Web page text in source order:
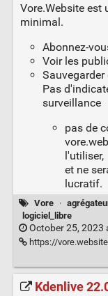
Vore.Website est
minimal.
Abonnez-
Voir les
Pas
surveillance
pas de
l'utiliser,
et ne
lucratif.
Vore ·
logiciel_libre
October 25, 2023
https://
Kdenlive